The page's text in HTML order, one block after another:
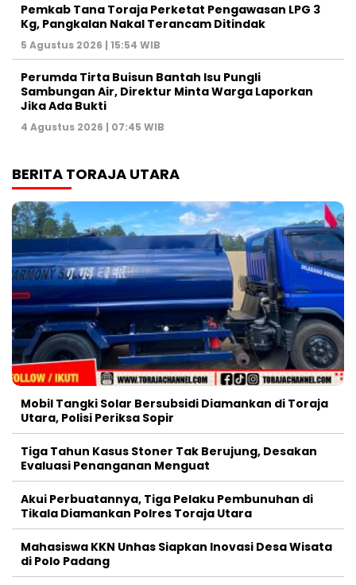
Pemkab Tana Toraja Perketat Pengawasan LPG 3
Kg, Pangkalan Nakal Terancam Ditindak
5 Agustus 2026 | 15:54 WIB
Perumda Tirta Buisun Bantah Isu Pungli
Sambungan Air, Direktur Minta Warga Laporkan
Jika Ada Bukti
4 Agustus 2026 | 07:45 WIB
BERITA TORAJA UTARA
Mobil Tangki Solar Bersubsidi Diamankan di Toraja
Utara, Polisi Periksa Sopir
Tiga Tahun Kasus Stoner Tak Berujung, Desakan
Evaluasi Penanganan Menguat
Akui Perbuatannya, Tiga Pelaku Pembunuhan di
Tikala Diamankan Polres Toraja Utara
Mahasiswa KKN Unhas Siapkan Inovasi Desa Wisata
di Polo Padang